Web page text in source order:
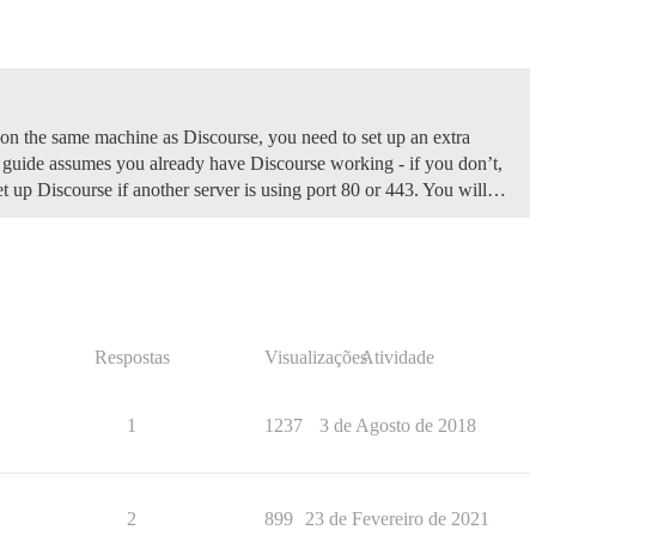
same machine as Discourse, you need to set up an extra
assumes you already have Discourse working - if you don’t,
up Discourse if another server is using port 80 or 443. You will…
Respostas VisualizaçõesAtividade
1 1237 3 de Agosto de 2018
2 899 23 de Fevereiro de 2021